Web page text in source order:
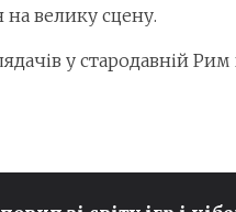
велику сцену.
у стародавній